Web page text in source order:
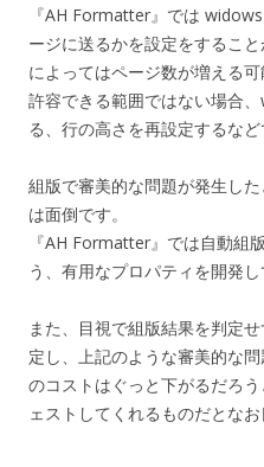
『AH Formatter』では
ージに送るかを設定をするこ
によってはページ数が増える
許容できる範囲ではない場合
る、行の高さを再設定するな
組版で審美的な問題が発生し
は面倒です。
『AH Formatter』では自動組
う、有用なプロパティを開発し
また、目視で組版結果を判定
定し、上記のような審美的な
のコストはぐっと下がるだろ
ェストしてくれるものだとなお